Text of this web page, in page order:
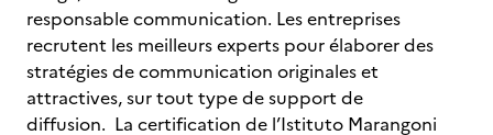
responsable communication. Les entreprises
recrutent les meilleurs experts pour élaborer des
stratégies de communication originales et
attractives, sur tout type de support de
diffusion. La certification de l’Istituto Marangoni